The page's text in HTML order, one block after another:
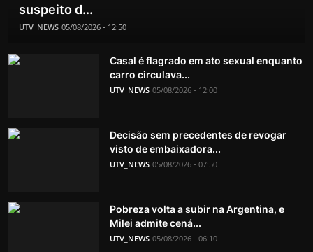
suspeito d...
UTV_NEWS 05/08/2026 - 12:50
Casal é flagrado em ato sexual enquanto
carro circulava...
UTV_NEWS 05/08/2026 - 12:00
Decisão sem precedentes de revogar
visto de embaixadora...
UTV_NEWS 05/08/2026 - 07:50
Pobreza volta a subir na Argentina, e
Milei admite cená...
UTV_NEWS 05/08/2026 - 06:10